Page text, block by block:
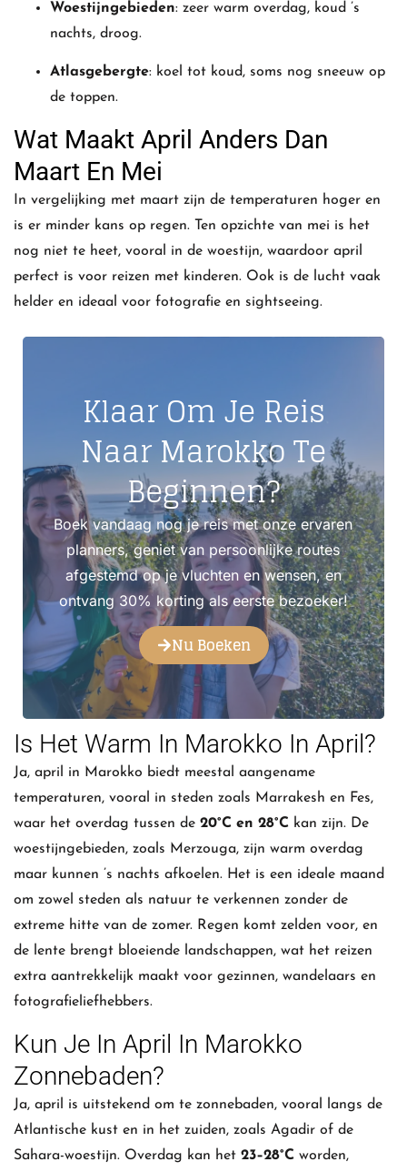
Woestijngebieden: zeer warm overdag, koud ’s
nachts, droog.
Atlasgebergte: koel tot koud, soms nog sneeuw op
de toppen.
Wat Maakt April Anders Dan
Maart En Mei
In vergelijking met maart zijn de temperaturen hoger en
is er minder kans op regen. Ten opzichte van mei is het
nog niet te heet, vooral in de woestijn, waardoor april
perfect is voor reizen met kinderen. Ook is de lucht vaak
helder en ideaal voor fotografie en sightseeing.
Klaar Om Je Reis
Naar Marokko Te
Beginnen?
Boek vandaag nog je reis met onze ervaren
planners, geniet van persoonlijke routes
afgestemd op je vluchten en wensen, en
ontvang 30% korting als eerste bezoeker!
Nu Boeken
Is Het Warm In Marokko In April?
Ja, april in Marokko biedt meestal aangename
temperaturen, vooral in steden zoals Marrakesh en Fes,
waar het overdag tussen de 20°C en 28°C kan zijn. De
woestijngebieden, zoals Merzouga, zijn warm overdag
maar kunnen ’s nachts afkoelen. Het is een ideale maand
om zowel steden als natuur te verkennen zonder de
extreme hitte van de zomer. Regen komt zelden voor, en
de lente brengt bloeiende landschappen, wat het reizen
extra aantrekkelijk maakt voor gezinnen, wandelaars en
fotografieliefhebbers.
Kun Je In April In Marokko
Zonnebaden?
Ja, april is uitstekend om te zonnebaden, vooral langs de
Atlantische kust en in het zuiden, zoals Agadir of de
Sahara-woestijn. Overdag kan het 23–28°C worden,